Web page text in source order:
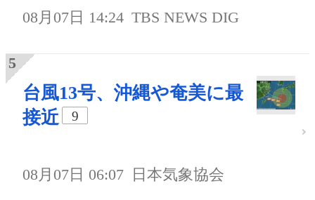
08月07日 14:24 TBS NEWS DIG
台風13号、沖縄や奄美に最
接近
9
08月07日 06:07 日本気象協会